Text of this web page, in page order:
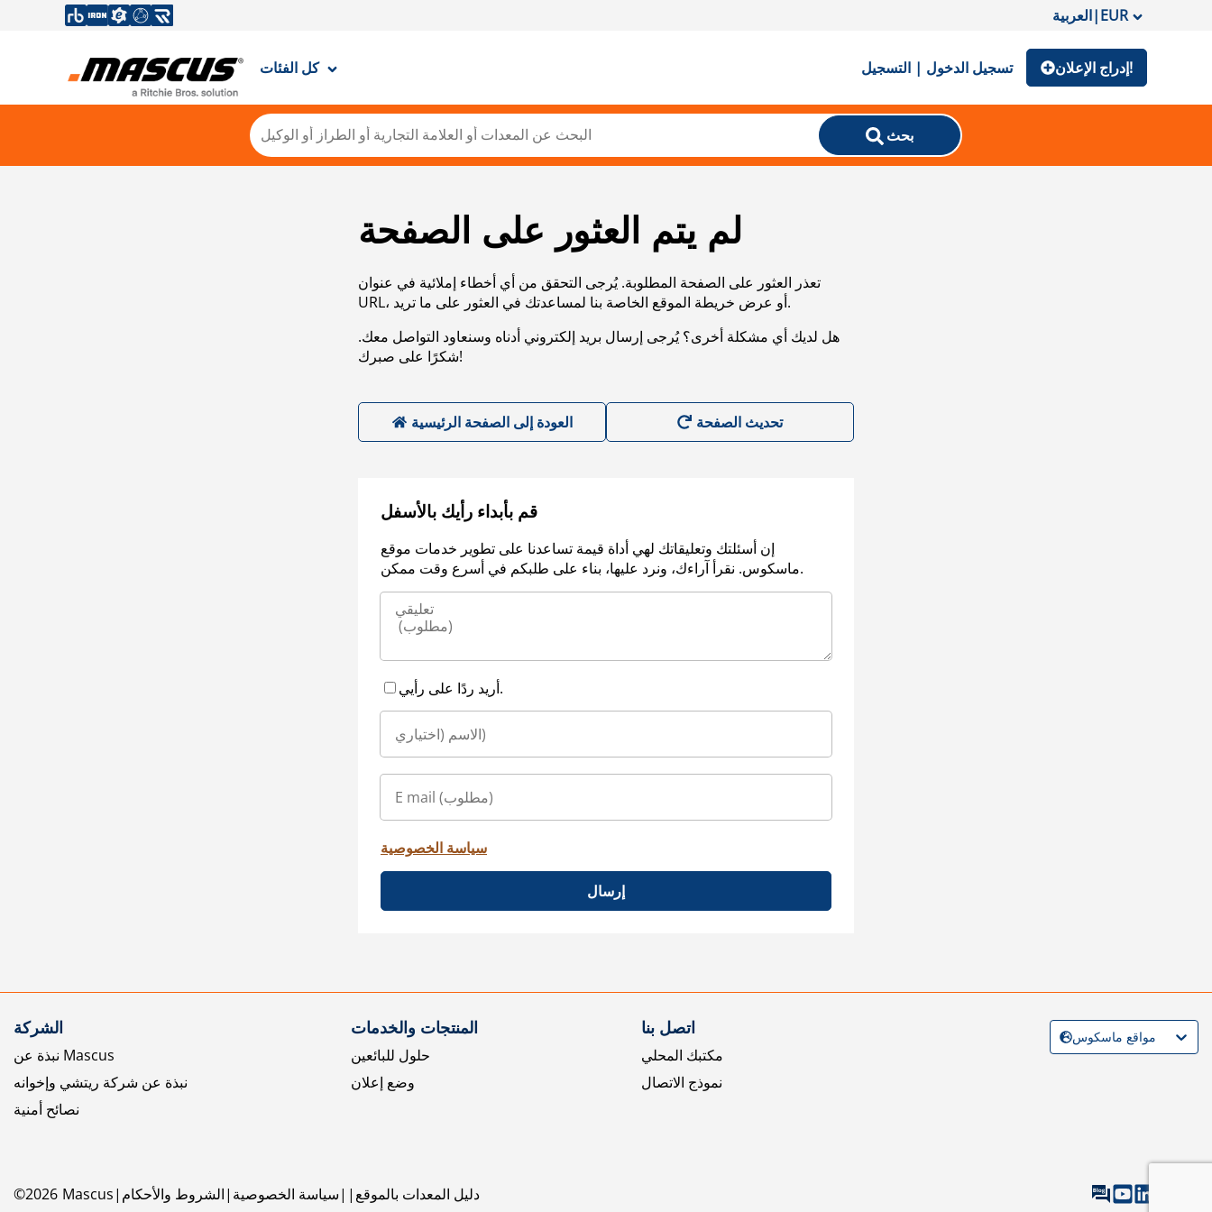
العربية|EUR
كل الفئات تسجيل الدخول | التسجيل إدراج الإعلان!
بحث
لم يتم العثور على الصفحة
تعذر العثور على الصفحة المطلوبة. يُرجى التحقق من أي أخطاء إملائية في عنوان
URL، أو عرض خريطة الموقع الخاصة بنا لمساعدتك في العثور على ما تريد.
هل لديك أي مشكلة أخرى؟ يُرجى إرسال بريد إلكتروني أدناه وسنعاود التواصل معك.
شكرًا على صبرك!
العودة إلى الصفحة الرئيسية
قم بأبداء رأيك بالأسفل
إن أسئلتك وتعليقاتك لهي أداة قيمة تساعدنا على تطوير خدمات موقع
ماسكوس. نقرأ آراءك، ونرد عليها، بناء على طلبكم في أسرع وقت ممكن.
أريد ردًا على رأيي.
سياسة الخصوصية
إرسال
الشركة
نبذة عن Mascus
نبذة عن شركة ريتشي وإخوانه
نصائح أمنية
المنتجات والخدمات
حلول للبائعين
وضع إعلان
اتصل بنا
مكتبك المحلي
نموذج الاتصال
©2026 Mascus الشروط والأحكام سياسة الخصوصية دليل المعدات بالموقع
مواقع ماسكوس